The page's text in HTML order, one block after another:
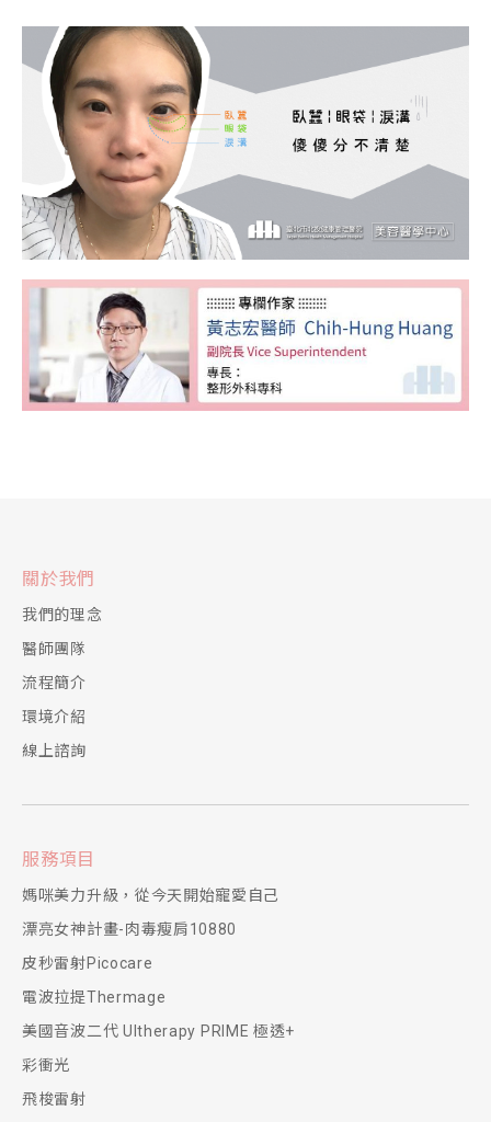
關於我們
我們的理念
醫師團隊
流程簡介
環境介紹
線上諮詢
服務項目
媽咪美力升級，從今天開始寵愛自己
漂亮女神計畫-肉毒瘦肩10880
皮秒雷射Picocare
電波拉提Thermage
美國音波二代 Ultherapy PRIME 極透+
彩衝光
飛梭雷射